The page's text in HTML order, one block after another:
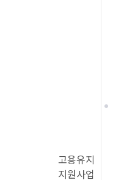
고용유지
지원사업